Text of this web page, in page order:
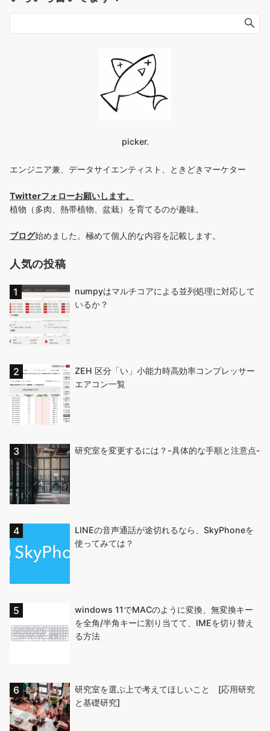
picker.
エンジニア兼、データサイエンティスト、ときどきマーケター
Twitterフォローお願いします。
植物（多肉、熱帯植物、盆栽）を育てるのが趣味。
ブログ始めました。極めて個人的な内容を記載します。
人気の投稿
numpyはマルチコアによる並列処理に対応して
いるか？
ZEH 区分「い」小能力時高効率コンプレッサー
エアコン一覧
研究室を変更するには？-具体的な手順と注意点-
LINEの音声通話が途切れるなら、SkyPhoneを
使ってみては？
windows 11でMACのように変換、無変換キー
を全角/半角キーに割り当てて、IMEを切り替え
る方法
研究室を選ぶ上で考えてほしいこと [応用研究
と基礎研究]